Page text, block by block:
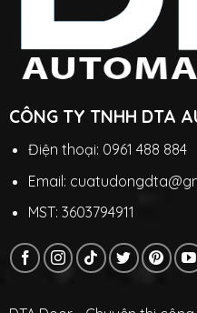
CÔNG TY TNHH DTA
Điện thoại: 0961 488 884
Email:
MST: 3603794911